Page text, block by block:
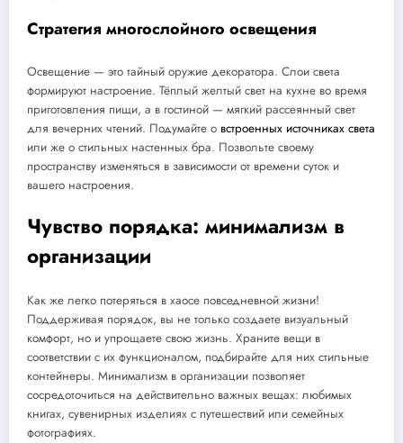
Стратегия многослойного освещения
Освещение — это тайный оружие декоратора. Слои света
формируют настроение. Тёплый желтый свет на кухне во время
приготовления пищи, а в гостиной — мягкий рассеянный свет
для вечерних чтений. Подумайте о встроенных источниках света
или же о стильных настенных бра. Позвольте своему
пространству изменяться в зависимости от времени суток и
вашего настроения.
Чувство порядка: минимализм в
организации
Как же легко потеряться в хаосе повседневной жизни!
Поддерживая порядок, вы не только создаете визуальный
комфорт, но и упрощаете свою жизнь. Храните вещи в
соответствии с их функционалом, подбирайте для них стильные
контейнеры. Минимализм в организации позволяет
сосредоточиться на действительно важных вещах: любимых
книгах, сувенирных изделиях с путешествий или семейных
фотографиях.